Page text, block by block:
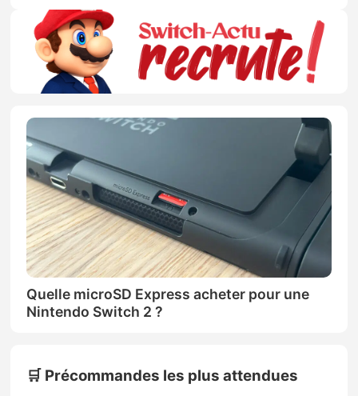
Quelle microSD Express acheter pour une
Nintendo Switch 2 ?
🛒 Précommandes les plus attendues